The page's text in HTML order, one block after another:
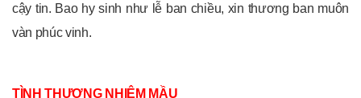
cậy tin. Bao hy sinh như lễ ban chiều, xin thương ban muôn
vàn phúc vinh.
TÌNH THƯƠNG NHIỆM MẦU